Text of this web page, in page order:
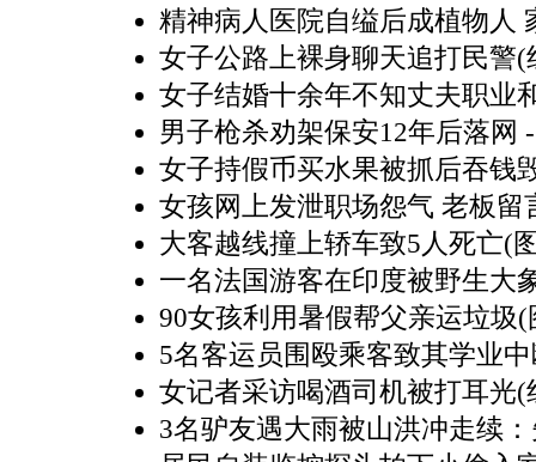
精神病人医院自缢后成植物人
女子公路上裸身聊天追打民警(
女子结婚十余年不知丈夫职业
男子枪杀劝架保安12年后落网
女子持假币买水果被抓后吞钱
女孩网上发泄职场怨气 老板留
大客越线撞上轿车致5人死亡(
一名法国游客在印度被野生大
90女孩利用暑假帮父亲运垃圾(
5名客运员围殴乘客致其学业
女记者采访喝酒司机被打耳光(
3名驴友遇大雨被山洪冲走续